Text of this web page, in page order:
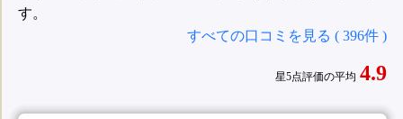
す。
すべての口コミを見る ( 396件 )
星5点評価の平均 4.9